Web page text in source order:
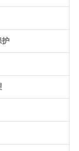
护